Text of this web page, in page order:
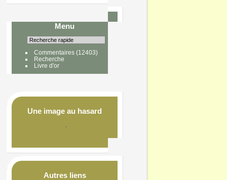
Menu
Commentaires(12403)
Recherche
Livre d'or
Une image au hasard
Autres liens